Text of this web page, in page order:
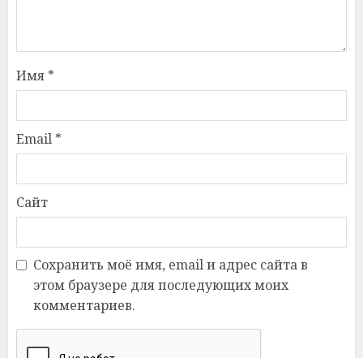
Имя *
Email *
Сайт
Сохранить моё имя, email и адрес сайта в
этом браузере для последующих моих
комментариев.